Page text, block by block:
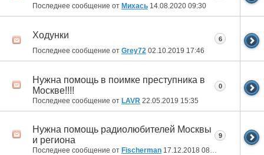
Последнее сообщение от Михась 14.08.2020 09:30
Ходунки
Последнее сообщение от Grey72 02.10.2019 17:46
6
Нужна помощь в поимке преступника в
Москве!!!!
Последнее сообщение от LAVR 22.05.2019 15:35
0
Нужна помощь радиолюбителей Москвы
и региона
Последнее сообщение от Fischerman 17.12.2018 08:30
9